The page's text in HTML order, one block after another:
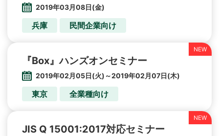
2019年03月08日(金)
兵庫 民間企業向け
『Box』ハンズオンセミナー
2019年02月05日(火)～2019年02月07日(木)
東京 全業種向け
JIS Q 15001:2017対応セミナー